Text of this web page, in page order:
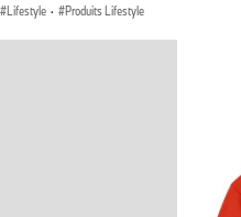
Lifestyle · Produits Lifestyle